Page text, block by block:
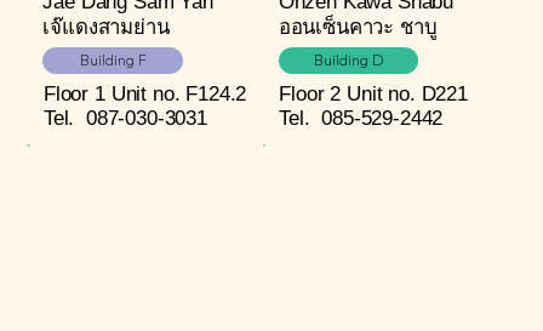
เจ๊แดงสามย่าน
Building F
Floor 1 Unit no. F124.2
Tel. 087-030-3031
ออนเซ็นคาวะ ชาบู
Building D
Floor 2 Unit no. D221
Tel. 085-529-2442